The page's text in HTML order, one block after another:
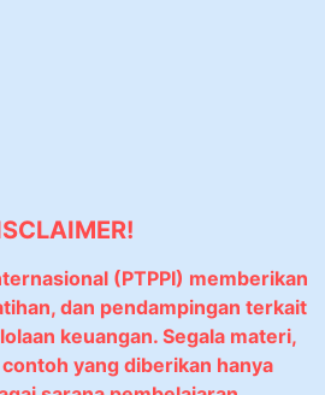
(PTPPI) memberikan
dan pendampingan terkait
keuangan. Segala materi,
yang diberikan hanya